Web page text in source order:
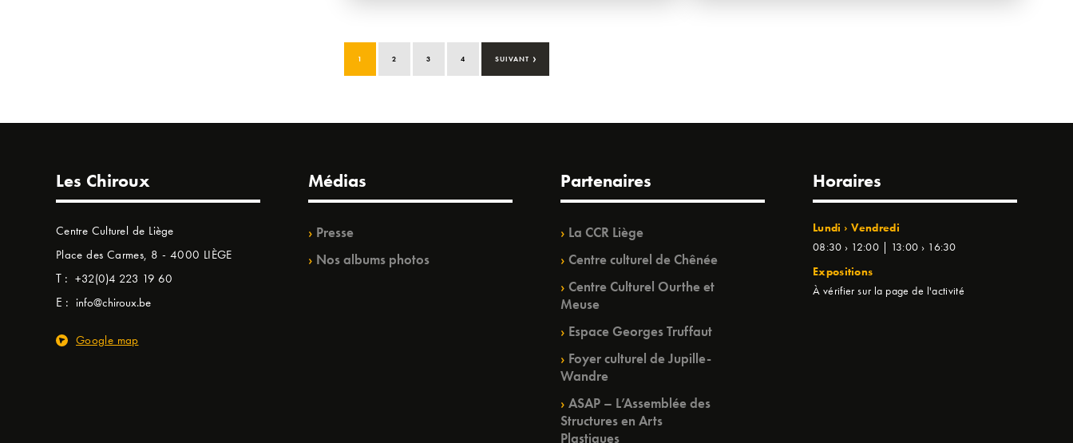
1 2 3 4 SUIVANT ›
Les Chiroux
Centre Culturel de Liège
Place des Carmes, 8 - 4000 LIÈGE
T : +32(0)4 223 19 60
E : info@chiroux.be
Google map
Médias
Presse
Nos albums photos
Partenaires
La CCR Liège
Centre culturel de Chênée
Centre Culturel Ourthe et
Meuse
Espace Georges Truffaut
Foyer culturel de Jupille-
Wandre
ASAP – L’Assemblée des
Structures en Arts
Plastiques
Horaires
Lundi › Vendredi
08:30 › 12:00 | 13:00 › 16:30
Expositions
À vérifier sur la page de l'activité